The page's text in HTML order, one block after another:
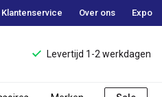
Klantenservice Over ons Expo
Levertijd 1-2 werkdagen